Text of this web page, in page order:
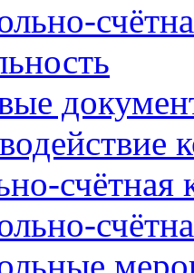
счётная